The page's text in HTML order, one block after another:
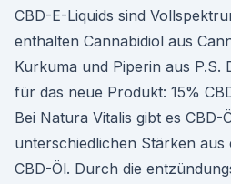
CBD-E-Liquids sind
enthalten Cannabidiol aus
Kurkuma und Piperin aus P.S.
für das neue Produkt: 15%
Bei Natura Vitalis gibt es CBD-
unterschiedlichen Stärken aus
CBD-Öl. Durch die